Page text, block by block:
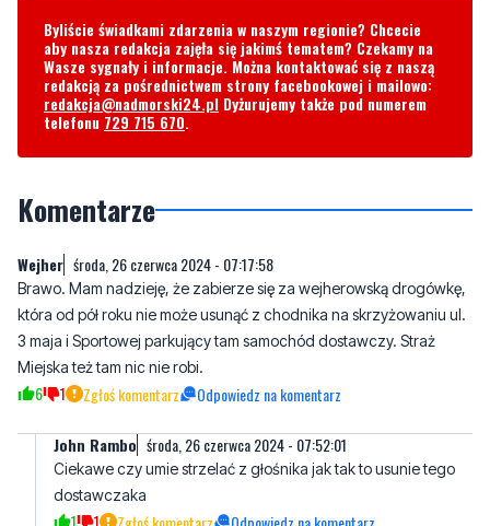
redakcja@nadmorski24.plDyżurujemy także pod numerem
telefonu729 715 670.
Komentarze
Brawo. Mam nadzieję, że zabierze się za wejherowską drogówkę,
3 maja i Sportowej parkujący tam samochód dostawczy. Straż
Miejska też tam nic nie robi.
6 1 Zgłoś komentarz Odpowiedz na komentarz
John Rambo środa, 26 czerwca 2024 - 07:52:01
Ciekawe czy umie strzelać z głośnika jak tak to usunie tego
1 1 Zgłoś komentarz Odpowiedz na komentarz
Heniek środa, 26 czerwca 2024 - 07:53:02
Jakie miasto taka drogówka.